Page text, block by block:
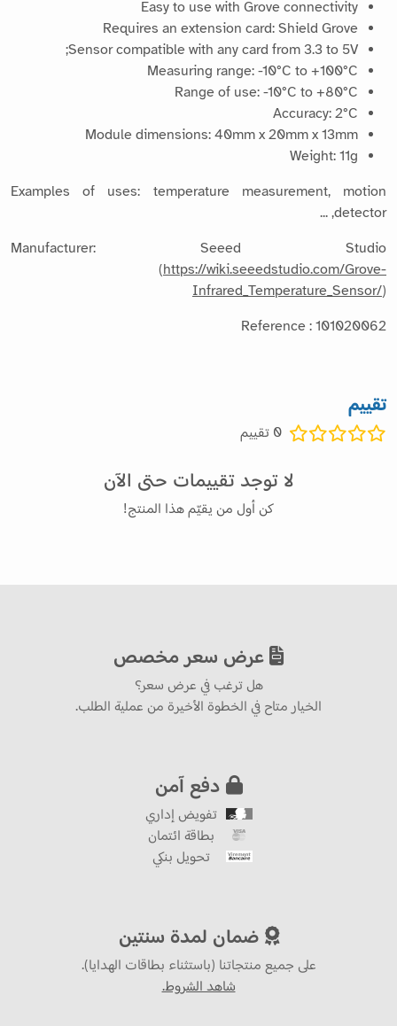
Easy to use with Grove connectivity
Requires an extension card: Shield Grove
Sensor compatible with any card from 3.3 to 5V;
Measuring range: -10°C to +100°C
Range of use: -10°C to +80°C
Accuracy: 2°C
Module dimensions: 40mm x 20mm x 13mm
Weight: 11g
Examples of uses: temperature measurement, motion
detector, ...
Manufacturer: Seeed Studio
(https://wiki.seeedstudio.com/Grove-
Infrared_Temperature_Sensor/)
Reference : 101020062
تقييم
0 تقييم
لا توجد تقييمات حتى الآن
كن أول من يقيّم هذا المنتج!
عرض سعر مخصص
هل ترغب في عرض سعر؟
الخيار متاح في الخطوة الأخيرة من عملية الطلب.
دفع آمن
تفويض إداري
بطاقة ائتمان
تحويل بنكي
ضمان لمدة سنتين
على جميع منتجاتنا (باستثناء بطاقات الهدايا).
شاهد الشروط.